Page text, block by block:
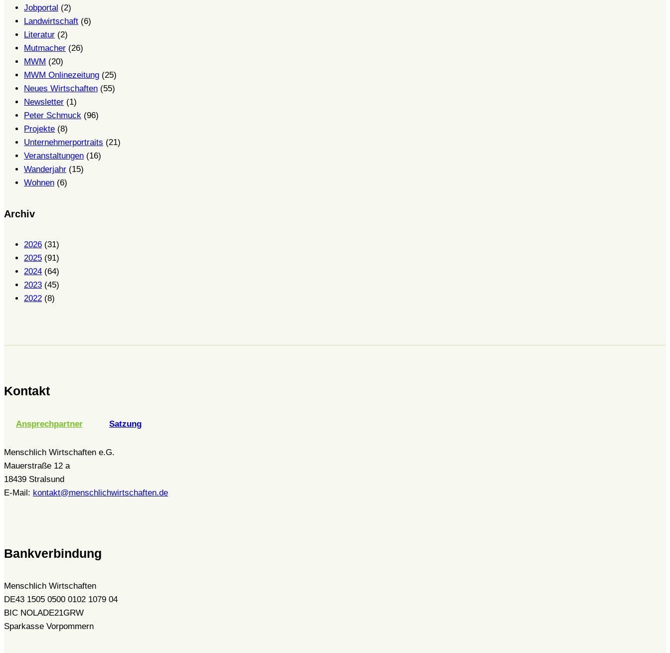
Jobportal (2)
Landwirtschaft (6)
Literatur (2)
Mutmacher (26)
MWM (20)
MWM Onlinezeitung (25)
Neues Wirtschaften (55)
Newsletter (1)
Peter Schmuck (96)
Projekte (8)
Unternehmerportraits (21)
Veranstaltungen (16)
Wanderjahr (15)
Wohnen (6)
Archiv
2026 (31)
2025 (91)
2024 (64)
2023 (45)
2022 (8)
Kontakt
Ansprechpartner Satzung
Menschlich Wirtschaften e.G.
Mauerstraße 12 a
18439 Stralsund
E-Mail: kontakt@menschlichwirtschaften.de
Bankverbindung
Menschlich Wirtschaften
DE43 1505 0500 0102 1079 04
BIC NOLADE21GRW
Sparkasse Vorpommern